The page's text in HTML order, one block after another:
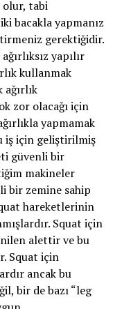
olur, tabi
bacakla yapmanız
gerektiğidir.
yapılır
kullanmak
zor olacağı için
yapmamak
iş için geliştirilmiş
güvenli bir
makineler
bir zemine sahip
hareketlerinin
Squat için
alettir ve bu
Squat için
ancak bu
bir de bazı “leg